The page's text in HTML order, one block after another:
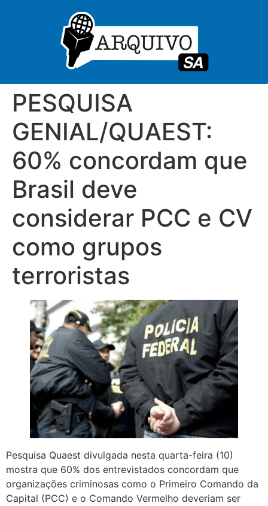
PESQUISA
GENIAL/QUAEST:
60% concordam que
Brasil deve
considerar PCC e CV
como grupos
terroristas
Pesquisa Quaest divulgada nesta quarta-feira (10)
mostra que 60% dos entrevistados concordam que
organizações criminosas como o Primeiro Comando da
Capital (PCC) e o Comando Vermelho deveriam ser